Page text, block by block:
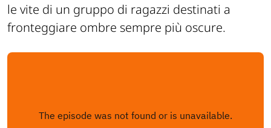
le vite di un gruppo di ragazzi destinati a
fronteggiare ombre sempre più oscure.